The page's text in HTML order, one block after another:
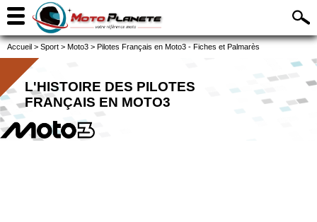
Accueil > Sport > Moto3 > Pilotes Français en Moto3 - Fiches et Palmarès
L'HISTOIRE DES PILOTES
FRANÇAIS EN MOTO3